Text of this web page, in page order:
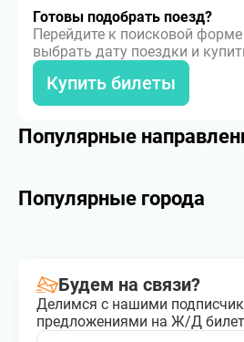
Готовы подобрать поезд?
Перейдите к поисковой
выбрать дату поездки и
Купить билеты
Популярные
Популярные города
Будем на связи?
Делимся с нашими
предложениями на Ж/Д